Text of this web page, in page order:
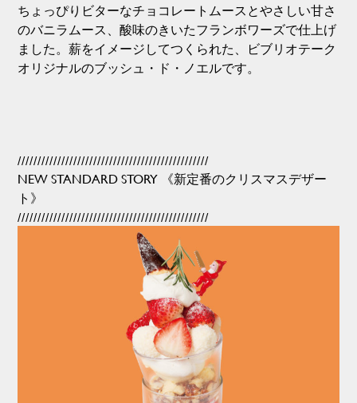
ちょっぴりビターなチョコレートムースとやさしい甘さ
のバニラムース、酸味のきいたフランボワーズで仕上げ
ました。薪をイメージしてつくられた、ビブリオテーク
オリジナルのブッシュ・ド・ノエルです。
////////////////////////////////////////////////
NEW STANDARD STORY 《新定番のクリスマスデザー
ト》
////////////////////////////////////////////////